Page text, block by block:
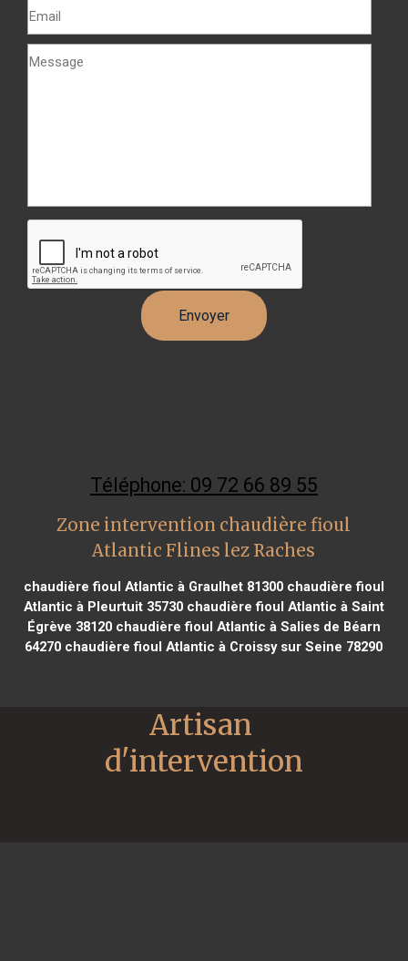
Téléphone: 09 72 66 89 55
Zone intervention chaudière fioul
Atlantic Flines lez Raches
chaudière fioul Atlantic à Graulhet 81300chaudière fioul
Atlantic à Pleurtuit 35730chaudière fioul Atlantic à Saint
Égrève 38120chaudière fioul Atlantic à Salies de Béarn
64270 chaudière fioul Atlantic à Croissy sur Seine 78290
Artisan
d'intervention